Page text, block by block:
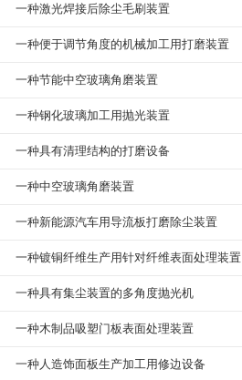
一种激光焊接后除尘毛刷装置
一种便于调节角度的机械加工用打磨装置
一种节能中空玻璃角磨装置
一种钢化玻璃加工用抛光装置
一种具有清理结构的打磨设备
一种中空玻璃角磨装置
一种新能源汽车用导流板打磨除尘装置
一种镀铜纤维生产用针对纤维表面处理装置
一种具有集尘装置的多角度抛光机
一种木制品吸塑门板表面处理装置
一种人造饰面板生产加工用修边设备